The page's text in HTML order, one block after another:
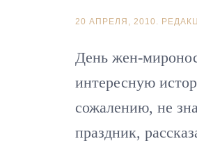
20 АПРЕЛЯ, 2010.
День жен-
интересную
сожалению, не
праздник,